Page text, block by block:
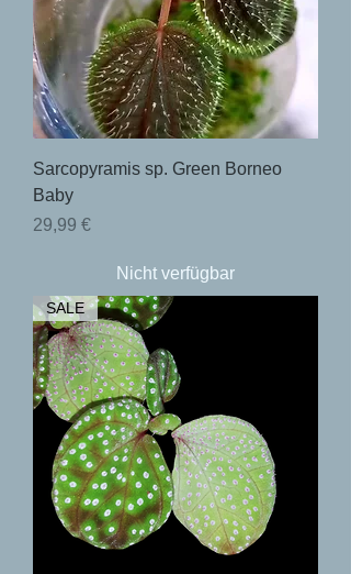
Sarcopyramis sp. Green Borneo
Baby
Preis
29,99 €
Nicht verfügbar
SALE